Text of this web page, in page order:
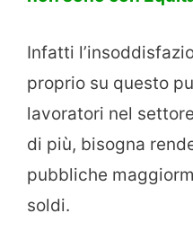
Infatti
proprio su questo
lavoratori nel
di più, bisogna
pubbliche
soldi.